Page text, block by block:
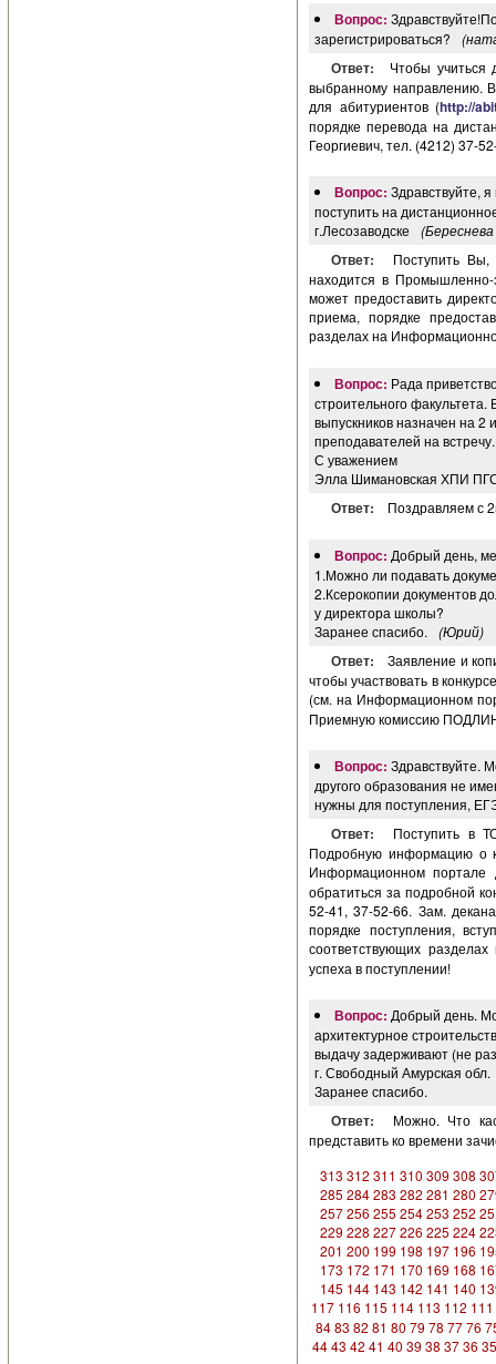
Вопрос:
зарегистрироваться?
Ответ:
Чтобы учиться
выбранному направлению.
для абитуриентов (http://
порядке перевода на
Георгиевич, тел. (4212) 37-
Вопрос: Здравствуйте,
поступить на
г.Лесозаводске
Ответ:
Поступить
находится в
может предоставить
приема, порядке
разделах на
Вопрос: Рада
строительного
выпускников назначен на
преподавателей на встречу.
С уважением
Элла Шимановская ХПИ
Ответ: Поздравляем с
Вопрос: Добрый день,
1.Можно ли подавать
2.Ксерокопии документов
у директора школы?
Заранее спасибо.
(Юрий)
Ответ:
Заявление и
чтобы участвовать в
(см. на Информационном
Приемную комиссию
Вопрос: Здравствуйте.
другого образования не
нужны для поступления,
Ответ:
Поступить в
Подробную информацию о
Информационном
обратиться за подробной
52-41, 37-52-66. Зам.
порядке поступления,
соответствующих
успеха в поступлении!
Вопрос: Добрый день.
архитектурное
выдачу задерживают (не
г. Свободный Амурская обл.
Заранее спасибо.
Ответ:
Можно. Что
представить ко времени
313 312 311 310 309 308
285 284 283 282 281 280
257 256 255 254 253 252
229 228 227 226 225 224
201 200 199 198 197 196
173 172 171 170 169 168
145 144 143 142 141 140
117 116 115 114 113 112 111
84 83 82 81 80 79 78 77 76
4443 42 41 40 39 38 3736 35